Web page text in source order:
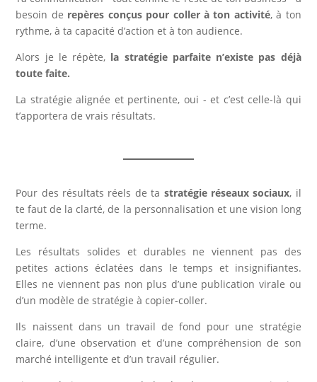
besoin de repères conçus pour coller à ton activité, à ton
rythme, à ta capacité d’action et à ton audience.
Alors je le répète, la stratégie parfaite n’existe pas déjà
toute faite.
La stratégie alignée et pertinente, oui - et c’est celle-là qui
t’apportera de vrais résultats.
Pour des résultats réels de ta stratégie réseaux sociaux, il
te faut de la clarté, de la personnalisation et une vision long
terme.
Les résultats solides et durables ne viennent pas des
petites actions éclatées dans le temps et insignifiantes.
Elles ne viennent pas non plus d’une publication virale ou
d’un modèle de stratégie à copier-coller.
Ils naissent dans un travail de fond pour une stratégie
claire, d’une observation et d’une compréhension de son
marché intelligente et d’un travail régulier.